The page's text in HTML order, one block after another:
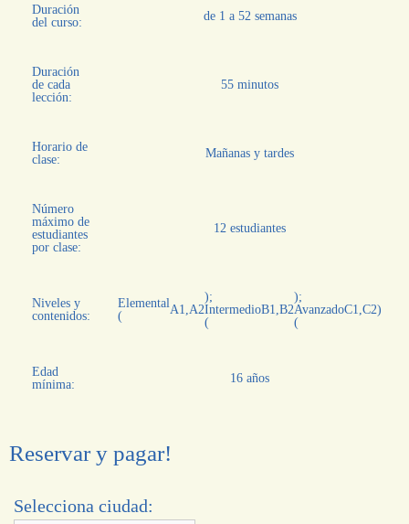
Duración
del curso:
de 1 a 52 semanas
Duración
de cada
lección:
55 minutos
Horario de
clase:
Mañanas y tardes
Número
máximo de
estudiantes
por clase:
12 estudiantes
Niveles y
contenidos:
Elemental
(
A1,A2
);
Intermedio
(
B1,B2
);
Avanzado
(
C1,C2)
Edad
mínima:
16 años
Reservar y pagar!
Selecciona ciudad: